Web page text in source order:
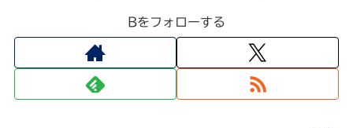
Bをフォローする